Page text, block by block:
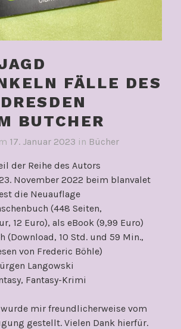
FÄLLE DES
BUTCHER
17. Januar 2023 in Bücher
der Reihe des Autors
November 2022 beim blanvalet
die Neuauflage
(448 Seiten,
12 Euro), als eBook (9,99 Euro)
(Download, 10 Std. und 59 Min.,
von Frederic Böhle)
Langowski
Fantasy-Krimi
mir freundlicherweise vom
gestellt. Vielen Dank hierfür.